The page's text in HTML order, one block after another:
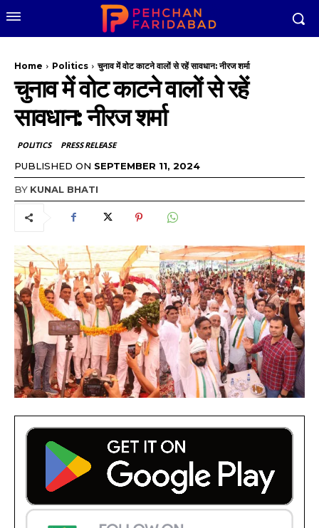
Home Politics चुनाव में वोट काटने वालों से रहें सावधान: नीरज शर्मा
चुनाव में वोट काटने वालों से रहें
सावधान: नीरज शर्मा
POLITICS PRESS RELEASE
PUBLISHED ON SEPTEMBER 11, 2024
BY KUNAL BHATI